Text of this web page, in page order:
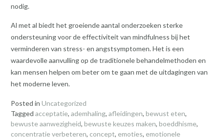
nodig.
Al met al biedt het groeiende aantal onderzoeken sterke
ondersteuning voor de effectiviteit van mindfulness bij het
verminderen van stress- en angstsymptomen. Het is een
waardevolle aanvulling op de traditionele behandelmethoden en
kan mensen helpen om beter om te gaan met de uitdagingen van
het moderne leven.
Posted in Uncategorized
Tagged acceptatie, ademhaling, afleidingen, bewust eten,
bewuste aanwezigheid, bewuste keuzes maken, boeddhisme,
concentratie verbeteren, concept, emoties, emotionele